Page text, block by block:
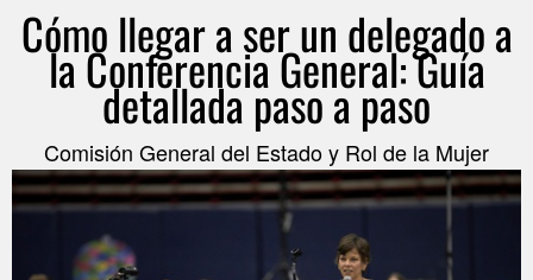
Cómo llegar a ser un delegado a
la Conferencia General: Guía
detallada paso a paso
Comisión General del Estado y Rol de la Mujer